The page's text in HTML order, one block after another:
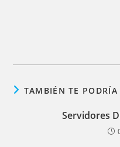
TAMBIÉN TE PODRÍA
Servidores